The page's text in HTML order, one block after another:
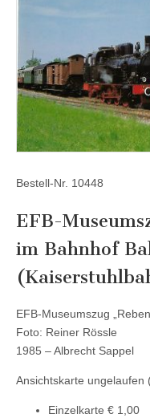
Bestell-Nr. 10448
EFB-
im Bahnhof
EFB-Museumszug
Foto: Reiner Rössle
1985 – Albrecht Sappel
Ansichtskarte ungelaufen
Einzelkarte € 1,00